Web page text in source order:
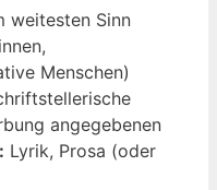
weitesten Sinn
Menschen)
angegebenen
Lyrik, Prosa (oder